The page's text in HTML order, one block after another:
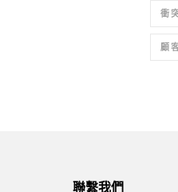
衝
顧
聯繫我們